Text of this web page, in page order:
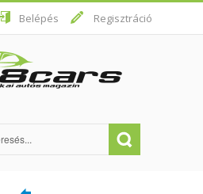
Belépés Regisztráció